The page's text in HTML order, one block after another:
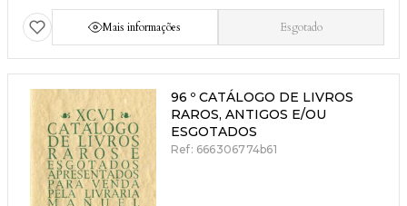
Mais informações Esgotado
96 º CATÁLOGO DE LIVROS
RAROS, ANTIGOS E/OU
ESGOTADOS
Ref: 666306774b61